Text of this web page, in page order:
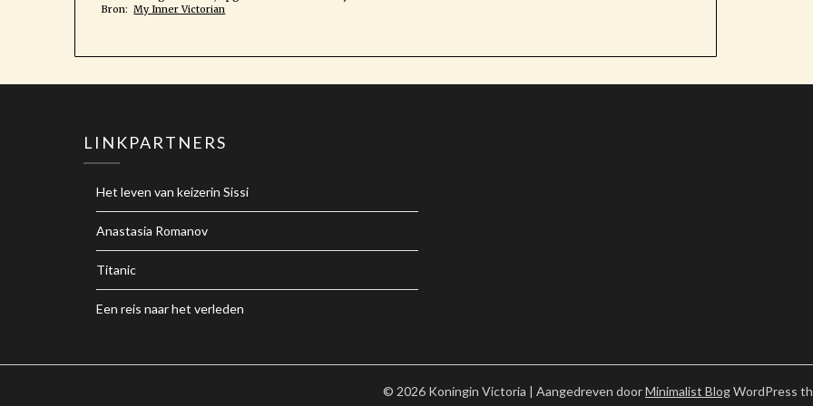
Bron:My Inner Victorian
LINKPARTNERS
Het leven van keizerin Sissi
Anastasia Romanov
Titanic
Een reis naar het verleden
© 2026 Koningin Victoria | Aangedreven doorMinimalist BlogWordPress